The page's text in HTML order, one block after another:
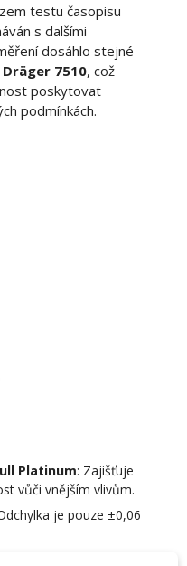
testu časopisu
s dalšími
dosáhlo stejné
Dräger 7510, což
poskytovat
podmínkách.
Platinum: Zajišťuje
vůči vnějším vlivům.
je pouze ±0,06